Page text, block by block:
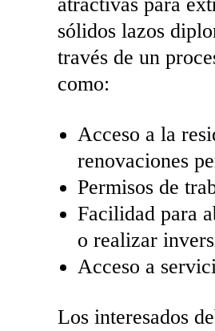
sólidos lazos
través de un
como:
Acceso a la
renovaciones
Permisos de
Facilidad para
o realizar
Acceso a
Los interesados